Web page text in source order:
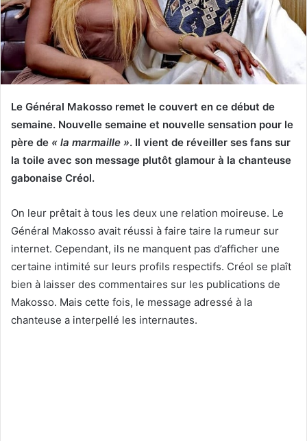
Le Général Makosso remet le couvert en ce début de
semaine. Nouvelle semaine et nouvelle sensation pour le
père de « la marmaille ». Il vient de réveiller ses fans sur
la toile avec son message plutôt glamour à la chanteuse
gabonaise Créol.
On leur prêtait à tous les deux une relation moireuse. Le
Général Makosso avait réussi à faire taire la rumeur sur
internet. Cependant, ils ne manquent pas d’afficher une
certaine intimité sur leurs profils respectifs. Créol se plaît
bien à laisser des commentaires sur les publications de
Makosso. Mais cette fois, le message adressé à la
chanteuse a interpellé les internautes.